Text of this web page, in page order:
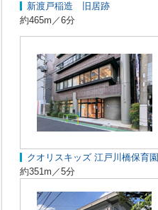
新渡戸稲造 旧居跡
約465m／6分
クオリスキッズ 江戸川橋保育園
約351m／5分